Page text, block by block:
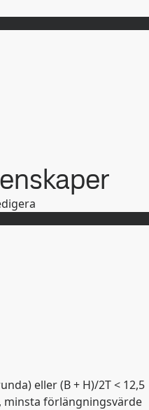
eller (B + H)/2T < 12,5
minsta förlängningsvärde